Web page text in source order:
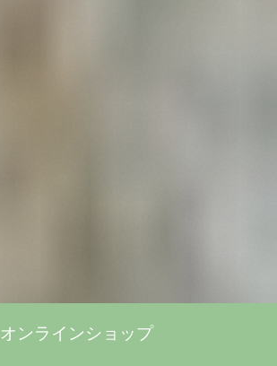
オンラインショップ